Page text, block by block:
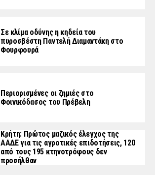
Σε κλίμα οδύνης η κηδεία του
πυροσβέστη Παντελή Διαμαντάκη στο
Φουρφουρά
Περιορισμένες οι ζημιές στο
Φοινικόδασος του Πρέβελη
Κρήτη: Πρώτος μαζικός έλεγχος της
ΑΑΔΕ για τις αγροτικές επιδοτήσεις, 120
από τους 195 κτηνοτρόφους δεν
προσήλθαν